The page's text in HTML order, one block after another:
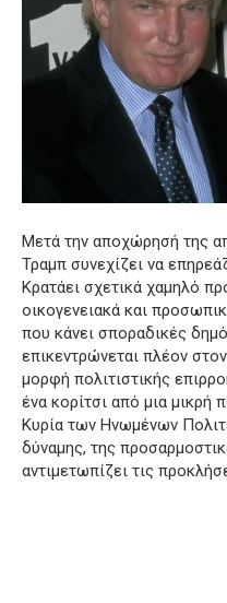
Μετά την αποχώρησή της
Τραμπ συνεχίζει να
Κρατάει σχετικά χαμηλό
οικογενειακά και
που κάνει σποραδικές
επικεντρώνεται πλέον
μορφή πολιτιστικής
ένα κορίτσι από μια
Κυρία των Ηνωμένων
δύναμης, της
αντιμετωπίζει τις